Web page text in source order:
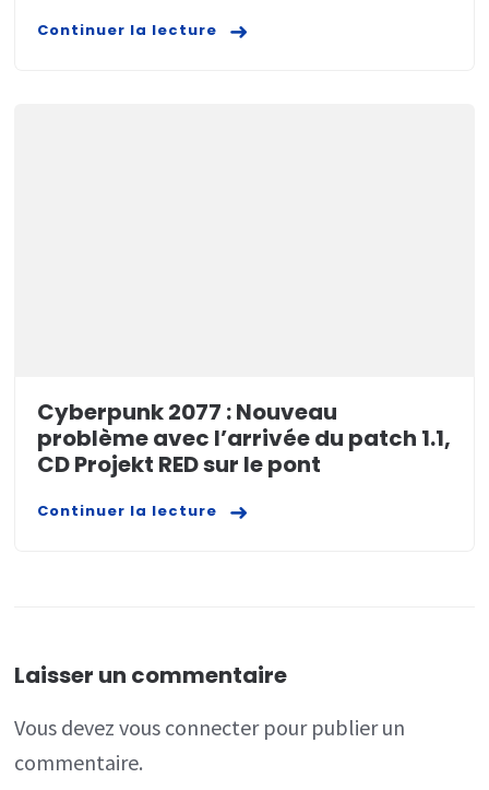
Continuer la lecture
Cyberpunk 2077 : Nouveau
problème avec l’arrivée du patch 1.1,
CD Projekt RED sur le pont
Continuer la lecture
Laisser un commentaire
Vous devezvous connecterpour publier un
commentaire.